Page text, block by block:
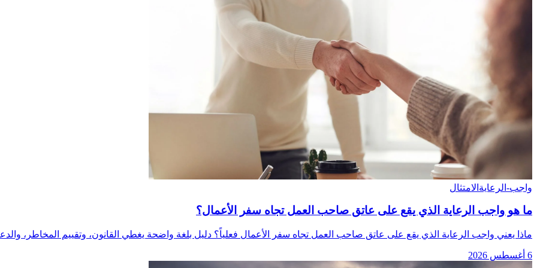
واجب-الرعاية الامتثال
ما هو واجب الرعاية الذي يقع على عاتق صاحب العمل تجاه سفر الأعمال؟
ماذا يعني واجب الرعاية الذي يقع على عاتق صاحب العمل تجاه سفر الأعمال فعلياً؟ دليل بلغة واضحة يغطي القانون، وتقييم المخاطر،
6 أغسطس 2026